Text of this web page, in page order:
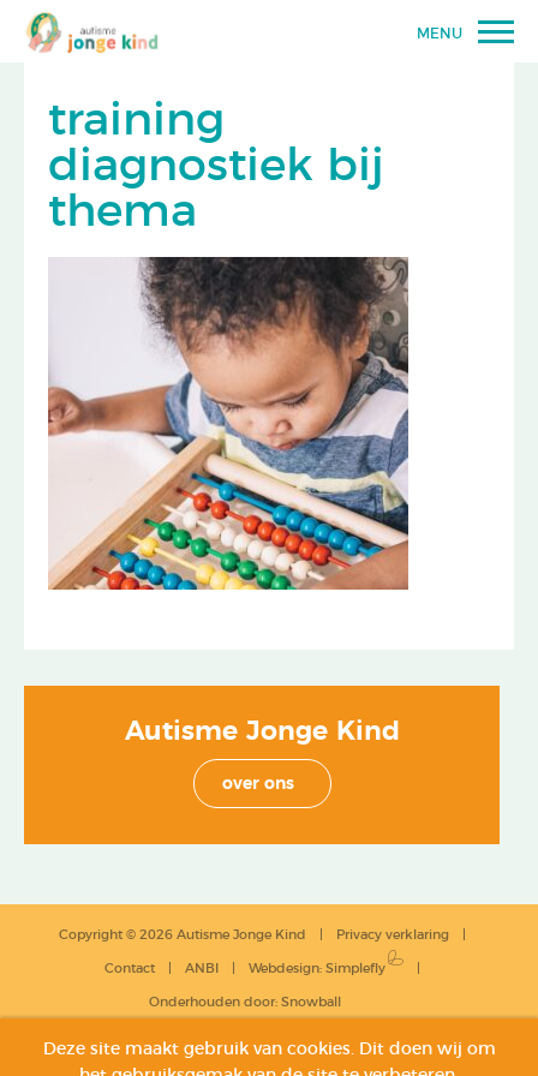
MENU
training
diagnostiek bij
thema
Autisme Jonge Kind
over ons
Copyright © 2026 Autisme Jonge Kind Privacy verklaring
Contact ANBI Webdesign: Simplefly
Onderhouden door: Snowball
Deze site maakt gebruik van cookies. Dit doen wij om